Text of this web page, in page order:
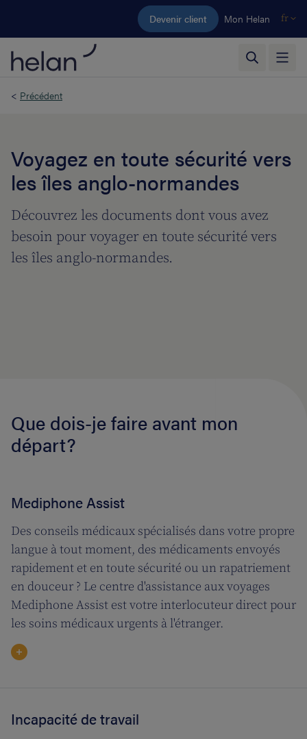
Aller au contenu principal
Devenir client Mon Helan fr
< Précédent
Voyagez en toute sécurité vers
les îles anglo-normandes
Découvrez les documents dont vous avez
besoin pour voyager en toute sécurité vers
les îles anglo-normandes.
Que dois-je faire avant mon
départ?
Mediphone Assist
Des conseils médicaux spécialisés dans votre propre
langue à tout moment, des médicaments envoyés
rapidement et en toute sécurité ou un rapatriement
en douceur ? Le centre d'assistance aux voyages
Mediphone Assist est votre interlocuteur direct pour
les soins médicaux urgents à l'étranger.
Incapacité de travail